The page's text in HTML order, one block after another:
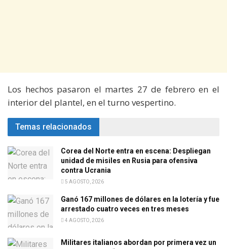
Los hechos pasaron el martes 27 de febrero en el
interior del plantel, en el turno vespertino.
Temas relacionados
Corea del Norte entra en escena: Despliegan
unidad de misiles en Rusia para ofensiva
contra Ucrania
5 AGOSTO, 2026
Ganó 167 millones de dólares en la lotería y fue
arrestado cuatro veces en tres meses
4 AGOSTO, 2026
Militares italianos abordan por primera vez un